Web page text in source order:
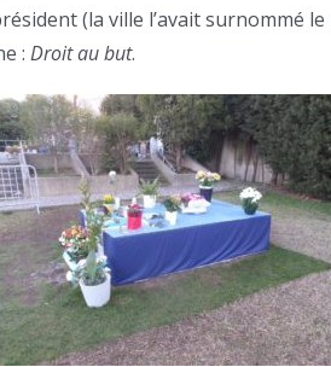
(la ville l’avait surnommé le
: Droit au but.